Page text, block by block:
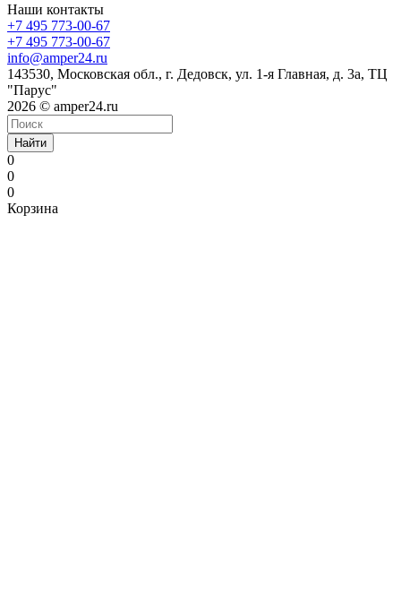
Наши контакты
+7 495 773-00-67
+7 495 773-00-67
info@amper24.ru
143530, Московская обл., г. Дедовск, ул. 1-я Главная, д. 3а, ТЦ
"Парус"
2026 © amper24.ru
Найти
0
0
0
Корзина